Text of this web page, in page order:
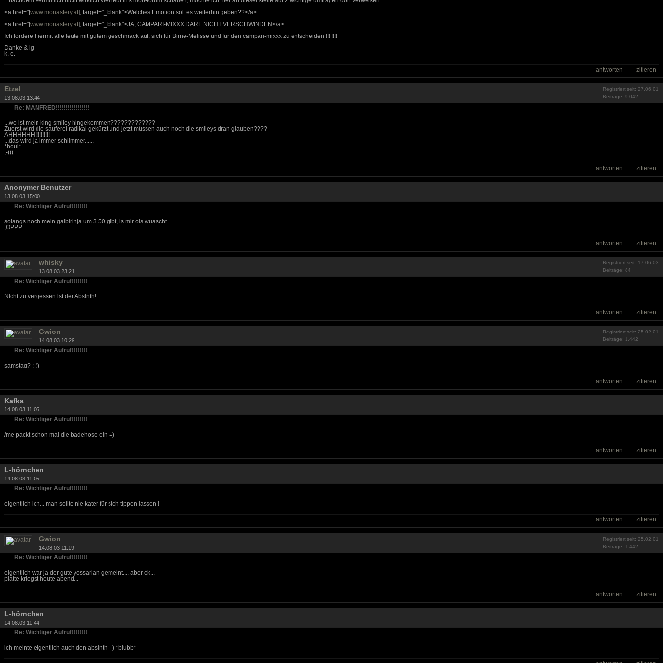
<a href="[www.monastery.at]; target="_blank">Welches Emotion soll es weiterhin geben??</a>
<a href="[www.monastery.at]; target="_blank">JA, CAMPARI-MIXXX DARF NICHT VERSCHWINDEN</a>
Ich fordere hiermit alle leute mit gutem geschmack auf, sich für Birne-Melisse und für den campari-mixxx zu entscheiden !!!!!!!!
Danke & lg
k. e.
antworten zitieren
Registriert seit: 27.06.01
Beiträge: 9.042
Etzel
13.08.03 13:44
Re: MANFRED!!!!!!!!!!!!!!!!!
...wo ist mein king smiley hingekommen?????????????
Zuerst wird die sauferei radikal gekürzt und jetzt müssen auch noch die smileys dran glauben????
AHHHHHH!!!!!!!!!!
...das wird ja immer schlimmer......
*heul*
;-(((
antworten zitieren
Anonymer Benutzer
13.08.03 15:00
Re: Wichtiger Aufruf!!!!!!!!
solangs noch mein gaibirinja um 3.50 gibt, is mir ois wuascht
;OPPP
antworten zitieren
Registriert seit: 17.06.03
Beiträge: 84
whisky
13.08.03 23:21
Re: Wichtiger Aufruf!!!!!!!!
Nicht zu vergessen ist der Absinth!
antworten zitieren
Registriert seit: 25.02.01
Beiträge: 1.442
Gwion
14.08.03 10:29
Re: Wichtiger Aufruf!!!!!!!!
samstag? :-))
antworten zitieren
Kafka
14.08.03 11:05
Re: Wichtiger Aufruf!!!!!!!!
/me packt schon mal die badehose ein =)
antworten zitieren
L-hörnchen
14.08.03 11:05
Re: Wichtiger Aufruf!!!!!!!!
eigentlich ich... man sollte nie kater für sich tippen lassen !
antworten zitieren
Registriert seit: 25.02.01
Beiträge: 1.442
Gwion
14.08.03 11:19
Re: Wichtiger Aufruf!!!!!!!!
eigentlich war ja der gute yossarian gemeint.... aber ok...
platte kriegst heute abend...
antworten zitieren
L-hörnchen
14.08.03 11:44
Re: Wichtiger Aufruf!!!!!!!!
ich meinte eigentlich auch den absinth ;-) *blubb*